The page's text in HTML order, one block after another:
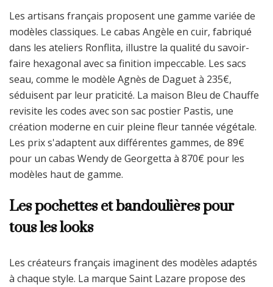
Les artisans français proposent une gamme variée de
modèles classiques. Le cabas Angèle en cuir, fabriqué
dans les ateliers Ronflita, illustre la qualité du savoir-
faire hexagonal avec sa finition impeccable. Les sacs
seau, comme le modèle Agnès de Daguet à 235€,
séduisent par leur praticité. La maison Bleu de Chauffe
revisite les codes avec son sac postier Pastis, une
création moderne en cuir pleine fleur tannée végétale.
Les prix s'adaptent aux différentes gammes, de 89€
pour un cabas Wendy de Georgetta à 870€ pour les
modèles haut de gamme.
Les pochettes et bandoulières pour
tous les looks
Les créateurs français imaginent des modèles adaptés
à chaque style. La marque Saint Lazare propose des